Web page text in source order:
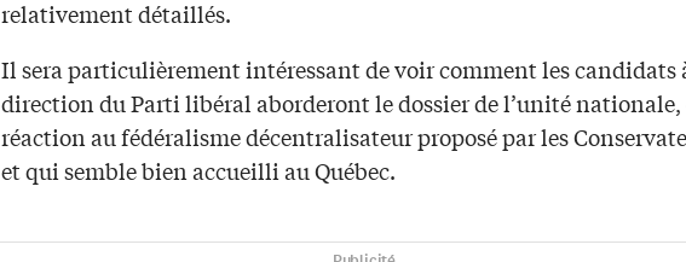
relativement détaillés.
Il sera particulièrement intéressant de voir comment les candidats
direction du Parti libéral aborderont le dossier de l’unité nationale,
réaction au fédéralisme décentralisateur proposé par les
et qui semble bien accueilli au Québec.